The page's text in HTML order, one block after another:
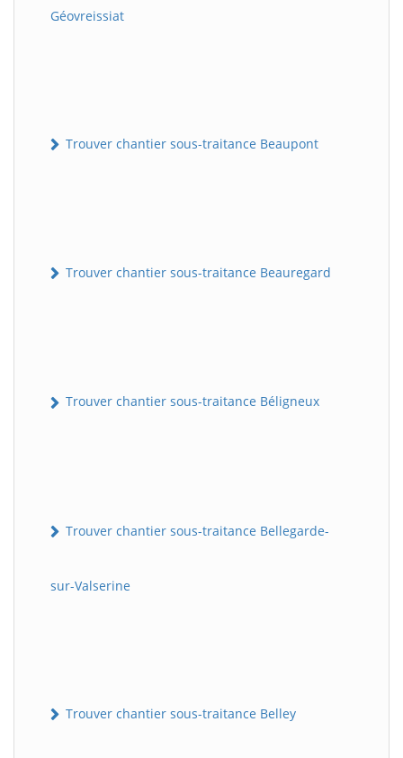
Géovreissiat
Trouver chantier sous-traitance Beaupont
Trouver chantier sous-traitance Beauregard
Trouver chantier sous-traitance Béligneux
Trouver chantier sous-traitance Bellegarde-
sur-Valserine
Trouver chantier sous-traitance Belley